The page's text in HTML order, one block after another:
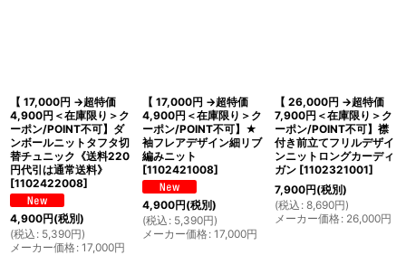
【 17,000円 →超特価
4,900円＜在庫限り＞ク
ーポン/POINT不可】ダ
ンボールニットタフタ切
替チュニック《送料220
円代引は通常送料》
[1102422008]
4,900円(税別)
(税込 : 5,390円)
メーカー価格: 17,000円
【 17,000円 →超特価
4,900円＜在庫限り＞ク
ーポン/POINT不可】★
袖フレアデザイン細リブ
編みニット
[1102421008]
4,900円(税別)
(税込 : 5,390円)
メーカー価格: 17,000円
【 26,000円 →超特価
7,900円＜在庫限り＞ク
ーポン/POINT不可】襟
付き前立てフリルデザイ
ンニットロングカーディ
ガン [1102321001]
7,900円(税別)
(税込 : 8,690円)
メーカー価格: 26,000円